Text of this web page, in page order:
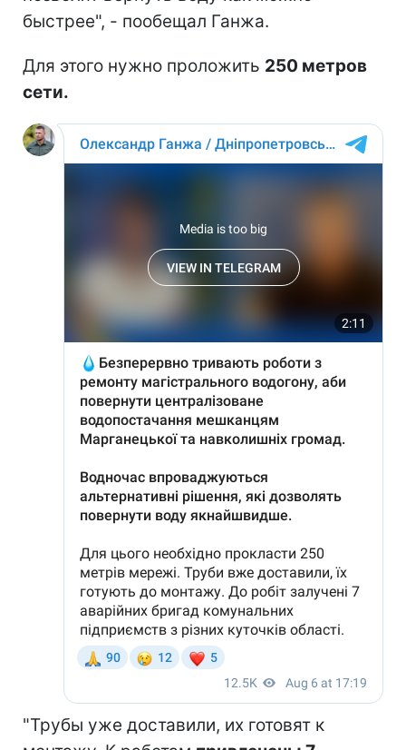
быстрее", - пообещал Ганжа.
Для этого нужно проложить 250 метров
сети.
"Трубы уже доставили, их готовят к